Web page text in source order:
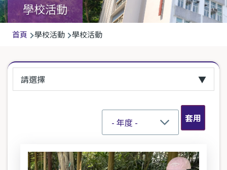
學校活動
導
連
首頁 學校活動 學校活動
請選擇